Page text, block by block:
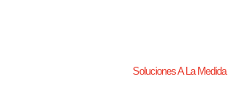
Soluciones A La Medida